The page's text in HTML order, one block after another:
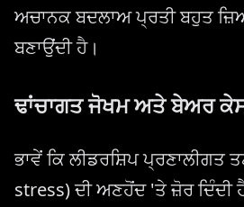
ਅਚਾਨਕ ਬਦਲਾਅ ਪ੍ਰਤੀ ਬਹੁਤ
ਬਣਾਉਂਦੀ ਹੈ।
ਢਾਂਚਾਗਤ ਜੋਖਮ ਅਤੇ ਬੇਅਰ
ਭਾਵੇਂ ਕਿ ਲੀਡਰਸ਼ਿਪ ਪ੍ਰਣਾਲੀਗਤ
stress) ਦੀ ਅਣਹੋਂਦ 'ਤੇ ਜ਼ੋਰ ਦਿੰਦੀ